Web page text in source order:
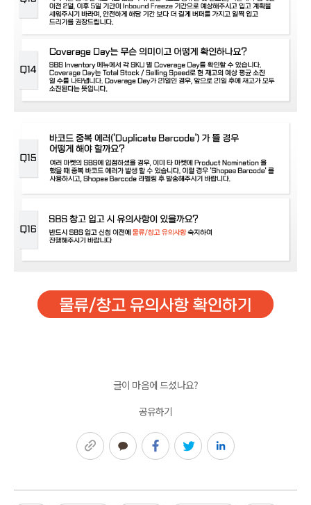
글이 마음에 드셨나요?
공유하기
링크복사카카오톡페이스북트위터링크드인